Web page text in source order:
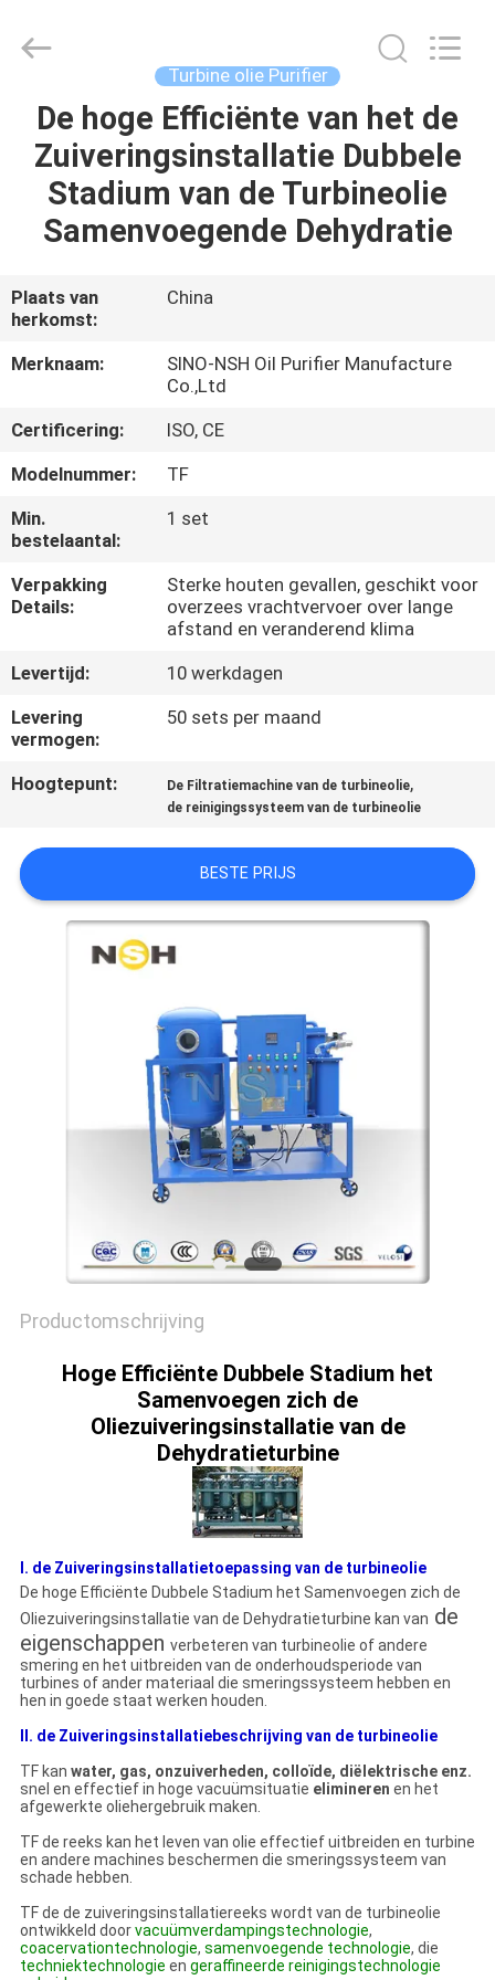
HUIS
PRODUCTEN
ONS
FABRIEKSREIS
KWALITEITSCONTROLE
CONTACTEER
ONS
NIEUWS
VERZOEK
OM EEN
CITAAT
PRIVACY
POLICY
Manufacture
Turbine olie Purifier
De hoge Efficiënte van het de
Zuiveringsinstallatie Dubbele
Stadium van de Turbineolie
Samenvoegende Dehydratie
Plaats van
herkomst:
China
Merknaam:
SINO-NSH Oil Purifier Manufacture
Co.,Ltd
Certificering:
ISO, CE
Modelnummer:
TF
Min.
bestelaantal:
1 set
Verpakking
Details:
Sterke houten gevallen, geschikt voor
overzees vrachtvervoer over lange
afstand en veranderend klima
Levertijd:
10 werkdagen
Levering
vermogen:
50 sets per maand
Hoogtepunt: De Filtratiemachine van de turbineolie,
de reinigingssysteem van de turbineolie
BESTE PRIJS
Productomschrijving
Hoge Efficiënte Dubbele Stadium het
Samenvoegen zich de
Oliezuiveringsinstallatie van de
Dehydratieturbine
I. de Zuiveringsinstallatietoepassing van de turbineolie
De hoge Efficiënte Dubbele Stadium het Samenvoegen zich de
Oliezuiveringsinstallatie van de Dehydratieturbine kan van de
eigenschappen verbeteren van turbineolie of andere
smering en het uitbreiden van de onderhoudsperiode van
turbines of ander materiaal die smeringssysteem hebben en
hen in goede staat werken houden.
II. de Zuiveringsinstallatiebeschrijving van de turbineolie
TF kan water, gas, onzuiverheden, colloïde, diëlektrische enz.
snel en effectief in hoge vacuümsituatie elimineren en het
afgewerkte oliehergebruik maken.
TF de reeks kan het leven van olie effectief uitbreiden en turbine
en andere machines beschermen die smeringssysteem van
schade hebben.
TF de de zuiveringsinstallatiereeks wordt van de turbineolie
ontwikkeld doorvacuümverdampingstechnologie,
coacervationtechnologie, samenvoegende technologie, die
techniektechnologie en geraffineerde reinigingstechnologie